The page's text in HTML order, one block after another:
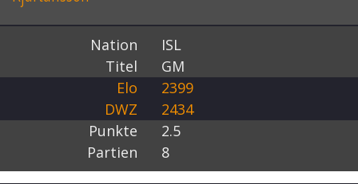
Nation
ISL
Titel
GM
Elo
2399
DWZ
2434
Punkte
2.5
Partien
8